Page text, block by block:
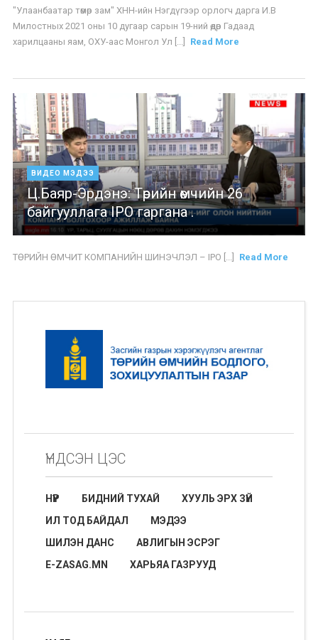
"Улаанбаатар төмөр зам" ХНН-ийн Нэгдүгээр орлогч дарга И.В
Милостных 2021 оны 10 дугаар сарын 19-ний өдөр Гадаад
харилцааны яам, ОХУ-аас Монгол Ул [...]
Read More
ВИДЕО МЭДЭЭ
Ц.Баяр-Эрдэнэ: Төрийн өмчийн 26
байгууллага IPO гаргана .
ТӨРИЙН ӨМЧИТ КОМПАНИЙН ШИНЭЧЛЭЛ – IPO [...] Read More
ҮНДСЭН ЦЭС
НҮҮР БИДНИЙ ТУХАЙ
ХУУЛЬ ЭРХ ЗҮЙ
ИЛ ТОД БАЙДАЛ
МЭДЭЭ
ШИЛЭН ДАНС
АВЛИГЫН ЭСРЭГ
E-ZASAG.MN
ХАРЬЯА ГАЗРУУД